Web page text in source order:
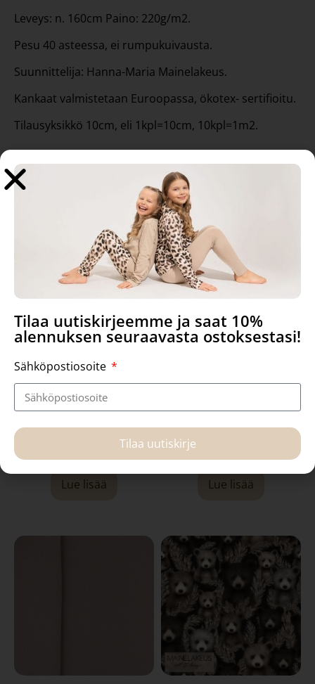
Leveys: n. 160cm Paino: 220g/m2.
Pesu 40 asteessa, ei rumpukuivausta.
Suunnittelija: Hanna-Maria Mainelakeus.
Kankaat valmistetaan Euroopassa, ökotex- sertifioitu.
Tilausyksikkö 10cm, eli 1kpl=10cm, 10kpl=1m2.
Tutustu myös
Trikoo, hiekka
Lue lisää Lue lisää
Tilaa uutiskirjeemme ja saat 10%
alennuksen seuraavasta ostoksestasi!
Sähköpostiosoite
Tilaa uutiskirje